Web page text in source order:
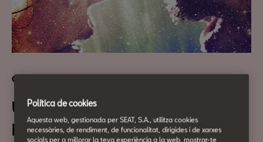
Cultura Urbana
Un estiu de PEL·LÍCULA:
Barcelona, nit d'estiu
Política de cookies
Aquesta web, gestionada per SEAT, S.A., utilitza cookies
necessàries, de rendiment, de funcionalitat, dirigides i de xarxes
socials per a millorar la teva experiència a la web, mostrar-te